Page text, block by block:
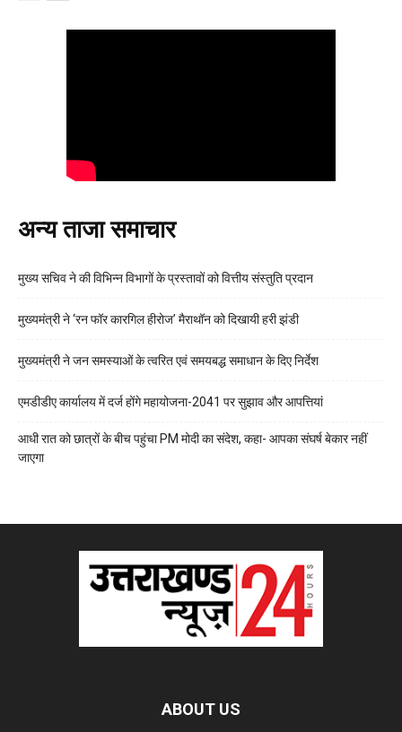
अन्य ताजा समाचार
मुख्य सचिव ने की विभिन्न विभागों के प्रस्तावों को वित्तीय संस्तुति प्रदान
मुख्यमंत्री ने ‘रन फॉर कारगिल हीरोज’ मैराथॉन को दिखायी हरी झंडी
मुख्यमंत्री ने जन समस्याओं के त्वरित एवं समयबद्ध समाधान के दिए निर्देश
एमडीडीए कार्यालय में दर्ज होंगे महायोजना-2041 पर सुझाव और आपत्तियां
आधी रात को छात्रों के बीच पहुंचा PM मोदी का संदेश, कहा- आपका संघर्ष बेकार नहीं
जाएगा
ABOUT US